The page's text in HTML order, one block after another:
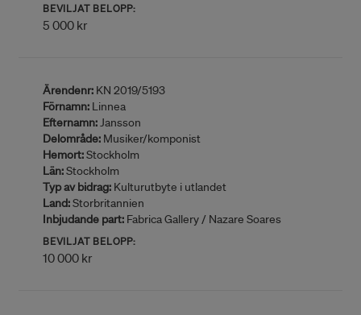
BEVILJAT BELOPP:
5 000 kr
Ärendenr: KN 2019/5193
Förnamn: Linnea
Efternamn:Jansson
Delområde: Musiker/komponist
Hemort:Stockholm
Län:Stockholm
Typ av bidrag: Kulturutbyte i utlandet
Land:Storbritannien
Inbjudande part: Fabrica Gallery / Nazare Soares
BEVILJAT BELOPP:
10 000 kr